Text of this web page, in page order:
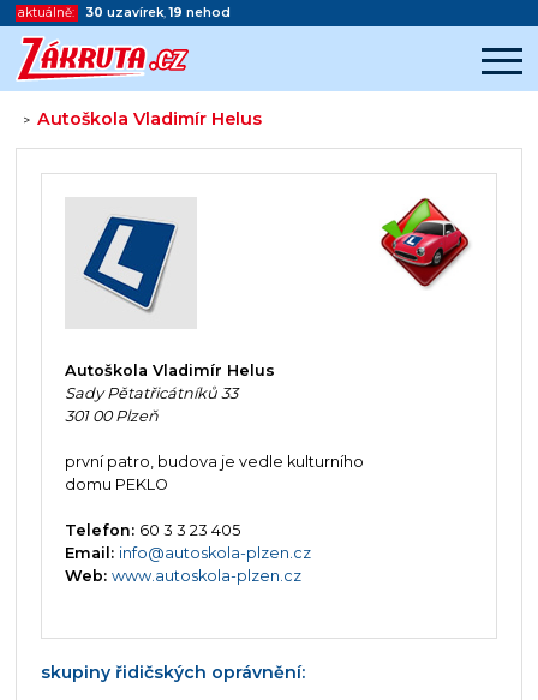
aktuálně: 30 uzavírek,19 nehod
>Autoškola Vladimír Helus
Začátek reklamy
Konec reklamy
Autoškola Vladimír Helus
Sady Pětatřicátníků 33
301 00 Plzeň
první patro, budova je vedle kulturního
domu PEKLO
Telefon: 60 3 3 23 405
Email: info@autoskola-plzen.cz
Web: www.autoskola-plzen.cz
skupiny řidičských oprávnění: